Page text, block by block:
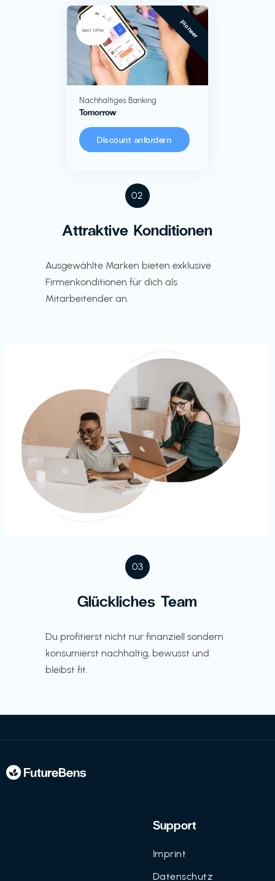
02
Attraktive Konditionen
Ausgewählte Marken bieten exklusive
Firmenkonditionen für dich als
Mitarbeitender an.
Best Offer Pioneer
Nachhaltiges Banking
Tomorrow
Discount anfordern
03
Glückliches Team
Du profitierst nicht nur finanziell sondern
konsumierst nachhaltig, bewusst und
bleibst fit.
Support
Imprint
Datenschutz